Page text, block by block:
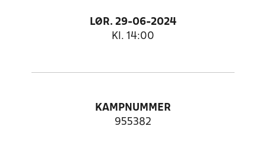
LØR. 29-06-2024
Kl. 14:00
KAMPNUMMER
955382